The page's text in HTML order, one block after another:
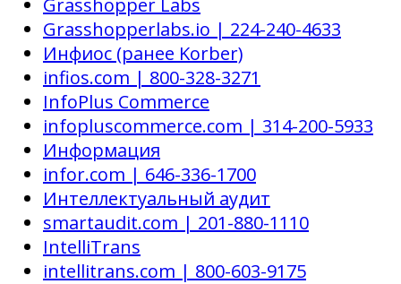
Grasshopperlabs.io | 224-240-4633
Инфиос (ранее Korber)
infios.com | 800-328-3271
InfoPlus Commerce
infopluscommerce.com | 314-200-5933
Информация
infor.com | 646-336-1700
Интеллектуальный аудит
smartaudit.com | 201-880-1110
IntelliTrans
intellitrans.com | 800-603-9175